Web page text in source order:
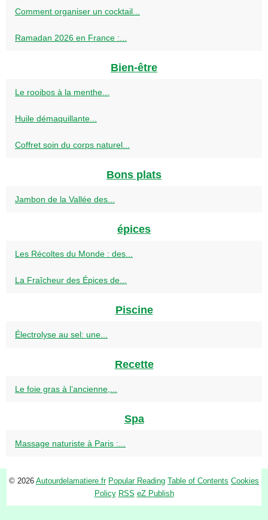
Comment organiser un cocktail...
Ramadan 2026 en France :...
Bien-être
Le rooibos à la menthe...
Huile démaquillante...
Coffret soin du corps naturel...
Bons plats
Jambon de la Vallée des...
épices
Les Récoltes du Monde : des...
La Fraîcheur des Épices de...
Piscine
Électrolyse au sel: une...
Recette
Le foie gras à l’ancienne,...
Spa
Massage naturiste à Paris :...
© 2026 Autourdelamatiere.fr Popular Reading Table of Contents Cookies
Policy RSS eZ Publish